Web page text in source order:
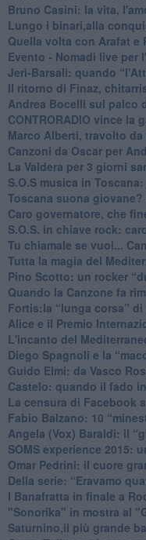
Bruno Casini: la vita,
​Lungo i binari,alla
​Quella volta con Arafat e
​Evento - Nomadi live per
Jerì-Barsali: quando
Il ritorno di Finaz,
Andrea Bocelli sul palco
CONTRORADIO vince la
Marco Alberti, travolto
Canzoni da Oscar per
La Valdera per 3 giorni
S.O.S musica in
​Toscana suona
Caro governatore, che
S.O.S. in chiave rock:
Tu chiamale se vuoi...
​Tutta la magia del
​Pino Scotto: un rocker
​Quando la Canzone fa
​Fortis:la “lunga corsa”
Alice e il Premio
​L'incanto del
​Diego Spagnoli e la
​Guido Elmi: da Vasco
​Castelo: quando il fado
La censura di Facebook
Fabio Balzano: 10
Angela (Vox) Baraldi: il
​SOMS experience 2015:
Omar Pedrini: il cuore
Della serie: “Eravamo
I Banafratta in finale a
"Sonorika" in mostra al
​Saturnino,il più grande